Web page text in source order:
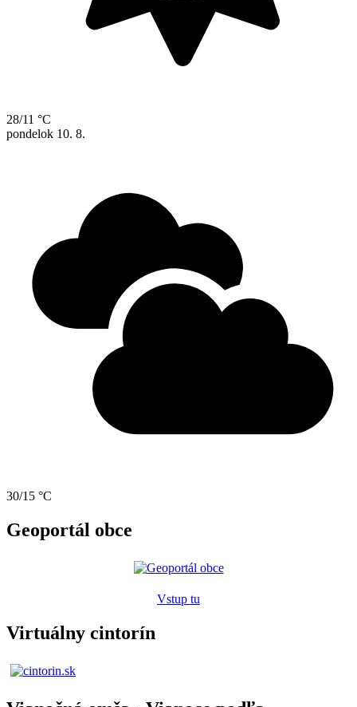
28/11 °C
pondelok 10. 8.
30/15 °C
Geoportál obce
Vstup tu
Virtuálny cintorín